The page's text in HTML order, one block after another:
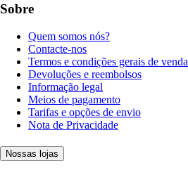
Sobre
Quem somos nós?
Contacte-nos
Termos e condições gerais de venda
Devoluções e reembolsos
Informação legal
Meios de pagamento
Tarifas e opções de envio
Nota de Privacidade
Nossas lojas